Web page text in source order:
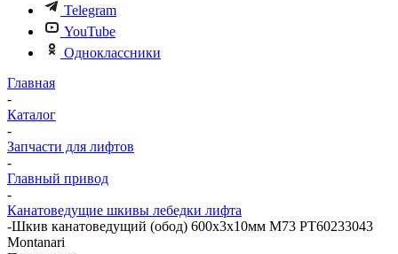
Telegram
YouTube
Одноклассники
Главная
-
Каталог
-
Запчасти для лифтов
-
Главный привод
-
Канатоведущие шкивы лебедки лифта
-Шкив канатоведущий (обод) 600х3х10мм M73 PT60233043
Montanari